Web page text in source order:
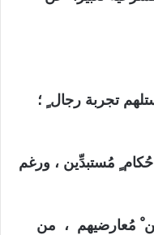
تجربة رجال ٍ ؛
مُستبدِّين ، ورغم
مُعارضيهم ،
من